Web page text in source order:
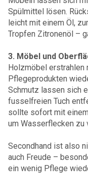
Spülmittel lösen.
leicht mit einem Öl,
Tropfen Zitronenöl –
3. Möbel und
Holzmöbel erstrahlen
Pflegeprodukten
Schmutz lassen sich
fusselfreien Tuch
sollte sofort mit
um Wasserflecken zu
Secondhand ist also
auch Freude –
ein wenig Pflege